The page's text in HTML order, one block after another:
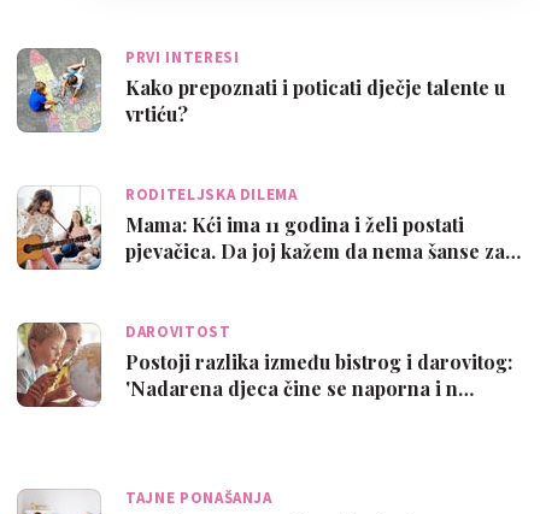
PRVI INTERESI
Kako prepoznati i poticati dječje talente u
vrtiću?
RODITELJSKA DILEMA
Mama: Kći ima 11 godina i želi postati
pjevačica. Da joj kažem da nema šanse za…
DAROVITOST
Postoji razlika između bistrog i darovitog:
'Nadarena djeca čine se naporna i n…
TAJNE PONAŠANJA